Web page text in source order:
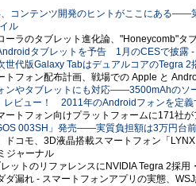
コンテンツ開発のヒントがここにある――
ル
ーラのタブレット進化論、"Honeycomb"タ
タブレットを予告 1月のCESで披露
世代版Galaxy TabはデュアルコアのTegra 2
トフォン配布計画、戦場での Apple と
ンやタブレットにも対応――3500mAhのソ
レビュー！ 2011年のAndroidフォンを定義
ートフォン向けプラットフォームに171社
003SH」発売――実質負担額は3万円台
ドコモ、3D液晶搭載スマートフォン「
ジャーナル
ットのリファレンスにNVIDIA Tegra 2採用
ダ漏れ - スマートフォンアプリの実態、